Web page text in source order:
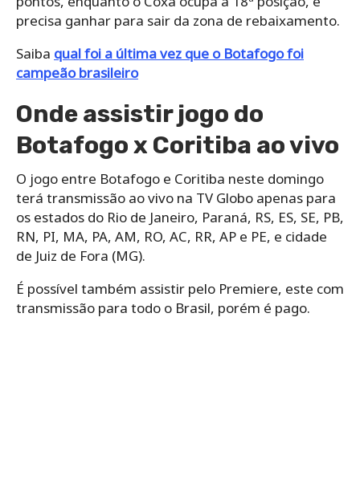
precisa ganhar para sair da zona de rebaixamento.
Saiba qual foi a última vez que o Botafogo foi
campeão brasileiro
Onde assistir jogo do
Botafogo x Coritiba ao vivo
O jogo entre Botafogo e Coritiba neste domingo
terá transmissão ao vivo na TV Globo apenas para
os estados do Rio de Janeiro, Paraná, RS, ES, SE, PB,
RN, PI, MA, PA, AM, RO, AC, RR, AP e PE, e cidade
de Juiz de Fora (MG).
É possível também assistir pelo Premiere, este com
transmissão para todo o Brasil, porém é pago.